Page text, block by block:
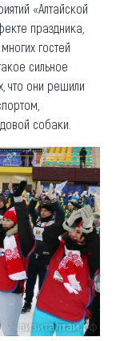
«Алтайской
праздника,
гостей
сильное
что они решили
собаки.